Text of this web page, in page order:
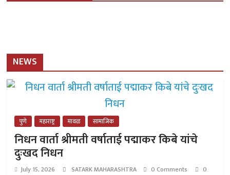
NEWS
पुणे महाराष्ट्र मावळ सामाजिक
निधन वार्ता श्रीमती वर्षाताई पद्माकर किबे यांचे
दुःखद निधन
July 15, 2026 SATARK MAHARASHTRA 0 Comments
0